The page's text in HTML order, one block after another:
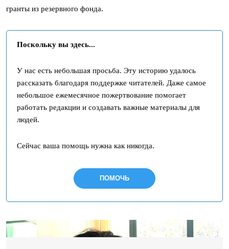
гранты из резервного фонда.
Поскольку вы здесь...
У нас есть небольшая просьба. Эту историю удалось
рассказать благодаря поддержке читателей. Даже самое
небольшое ежемесячное пожертвование помогает
работать редакции и создавать важные материалы для
людей.
Сейчас ваша помощь нужна как никогда.
ПОМОЧЬ